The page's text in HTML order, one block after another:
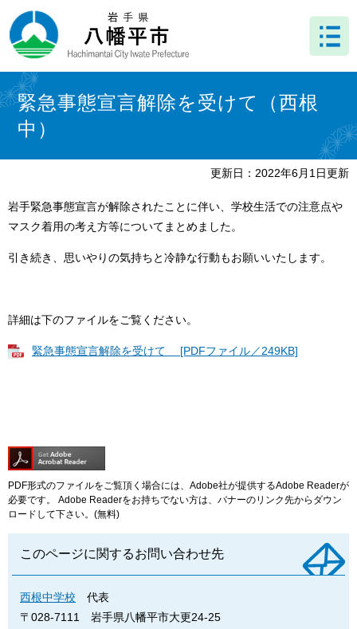
ー
ジ
先
頭
で
ニ
ュ
を
飛
ば
本
文 緊急事態宣言解除を受けて（西根
中）
更新日：2022年6月1日更新
岩手緊急事態宣言が解除されたことに伴い、学校生活での注意点や
マスク着用の考え方等についてまとめました。
引き続き、思いやりの気持ちと冷静な行動もお願いいたします。
詳細は下のファイルをご覧ください。
緊急事態宣言解除を受けて [PDFファイル／249KB]
PDF形式のファイルをご覧頂く場合には、Adobe社が提供するAdobe Readerが
必要です。
Adobe Readerをお持ちでない方は、バナーのリンク先からダウン
ロードして下さい。(無料)
このページに関するお問い合わせ先
西根中学校
代表
〒028-7111
岩手県八幡平市大更24-25